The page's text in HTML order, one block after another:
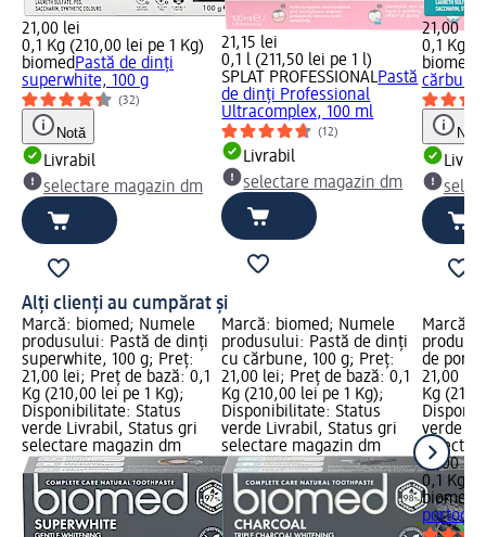
21,00 lei
0,1 Kg (210,00 lei pe 1 Kg)
biomedPastă de dinți
superwhite, 100 g
(32)
Notă
Livrabil
selectare magazin dm
21,15 lei
0,1 l (211,50 lei pe 1 l)
SPLAT PROFESSIONALPastă
de dinți Professional
Ultracomplex, 100 ml
(12)
Livrabil
selectare magazin dm
21,00 lei
0,1 Kg
biomed
Notă
Alți clienți au cumpărat și
Marcă: biomed; Numele
produsului: Pastă de dinți
superwhite, 100 g; Preț:
21,00 lei; Preț de bază: 0,1
Kg (210,00 lei pe 1 Kg);
Disponibilitate: Status
verde Livrabil, Status gri
selectare magazin dm
Marcă: biomed; Numele
produsului: Pastă de dinți
cu cărbune, 100 g; Preț:
21,00 lei; Preț de bază: 0,1
Kg (210,00 lei pe 1 Kg);
Disponibilitate: Status
verde Livrabil, Status gri
selectare magazin dm
Marcă:
de
21,00
Kg
verde
21,00 lei
0,1 Kg
biomed